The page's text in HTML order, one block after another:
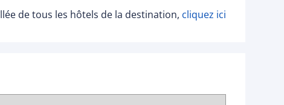
de tous les hôtels de la destination, cliquez ici